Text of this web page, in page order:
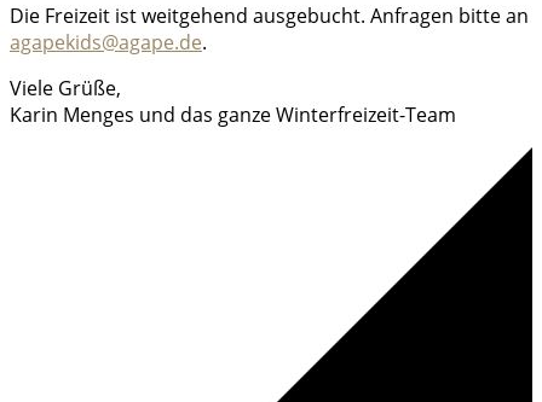
Die Freizeit ist weitgehend ausgebucht. Anfragen bitte an
agapekids​@agape.de.
Viele Grüße,
Karin Menges und das ganze Winterfreizeit-Team